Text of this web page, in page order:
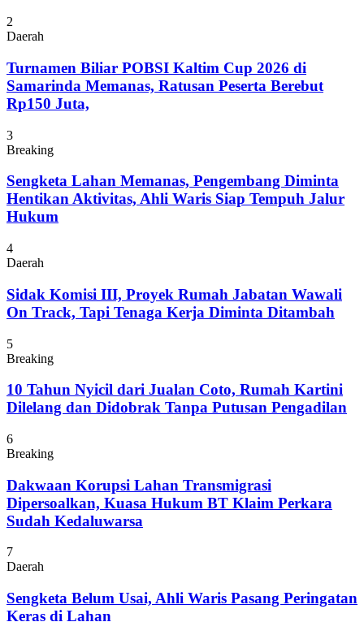
2
Daerah
Turnamen Biliar POBSI Kaltim Cup 2026 di
Samarinda Memanas, Ratusan Peserta Berebut
Rp150 Juta,
3
Breaking
Sengketa Lahan Memanas, Pengembang Diminta
Hentikan Aktivitas, Ahli Waris Siap Tempuh Jalur
Hukum
4
Daerah
Sidak Komisi III, Proyek Rumah Jabatan Wawali
On Track, Tapi Tenaga Kerja Diminta Ditambah
5
Breaking
10 Tahun Nyicil dari Jualan Coto, Rumah Kartini
Dilelang dan Didobrak Tanpa Putusan Pengadilan
6
Breaking
Dakwaan Korupsi Lahan Transmigrasi
Dipersoalkan, Kuasa Hukum BT Klaim Perkara
Sudah Kedaluwarsa
7
Daerah
Sengketa Belum Usai, Ahli Waris Pasang Peringatan
Keras di Lahan